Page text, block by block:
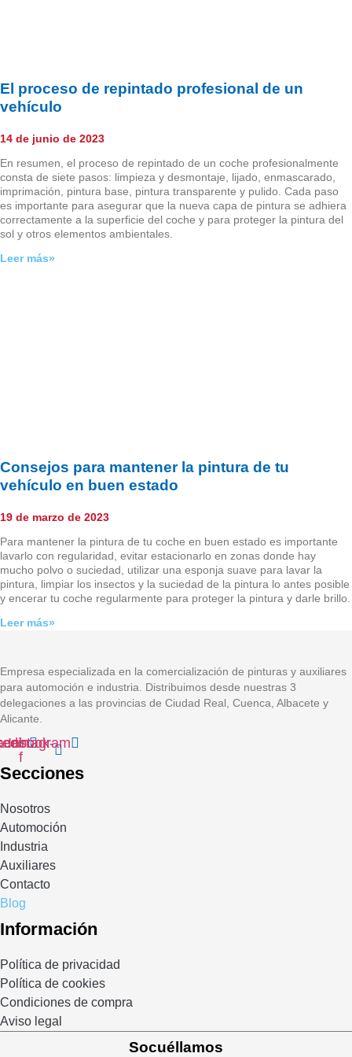
El proceso de repintado profesional de un
vehículo
14 de junio de 2023
En resumen, el proceso de repintado de un coche profesionalmente
consta de siete pasos: limpieza y desmontaje, lijado, enmascarado,
imprimación, pintura base, pintura transparente y pulido. Cada paso
es importante para asegurar que la nueva capa de pintura se adhiera
correctamente a la superficie del coche y para proteger la pintura del
sol y otros elementos ambientales.
Leer más»
Consejos para mantener la pintura de tu
vehículo en buen estado
19 de marzo de 2023
Para mantener la pintura de tu coche en buen estado es importante
lavarlo con regularidad, evitar estacionarlo en zonas donde hay
mucho polvo o suciedad, utilizar una esponja suave para lavar la
pintura, limpiar los insectos y la suciedad de la pintura lo antes posible
y encerar tu coche regularmente para proteger la pintura y darle brillo.
Leer más»
Empresa especializada en la comercialización de pinturas y auxiliares
para automoción e industria. Distribuimos desde nuestras 3
delegaciones a las provincias de Ciudad Real, Cuenca, Albacete y
Alicante.
f
Instagram
Secciones
Nosotros
Automoción
Industria
Auxiliares
Contacto
Blog
Información
Política de privacidad
Política de cookies
Condiciones de compra
Aviso legal
Socuéllamos